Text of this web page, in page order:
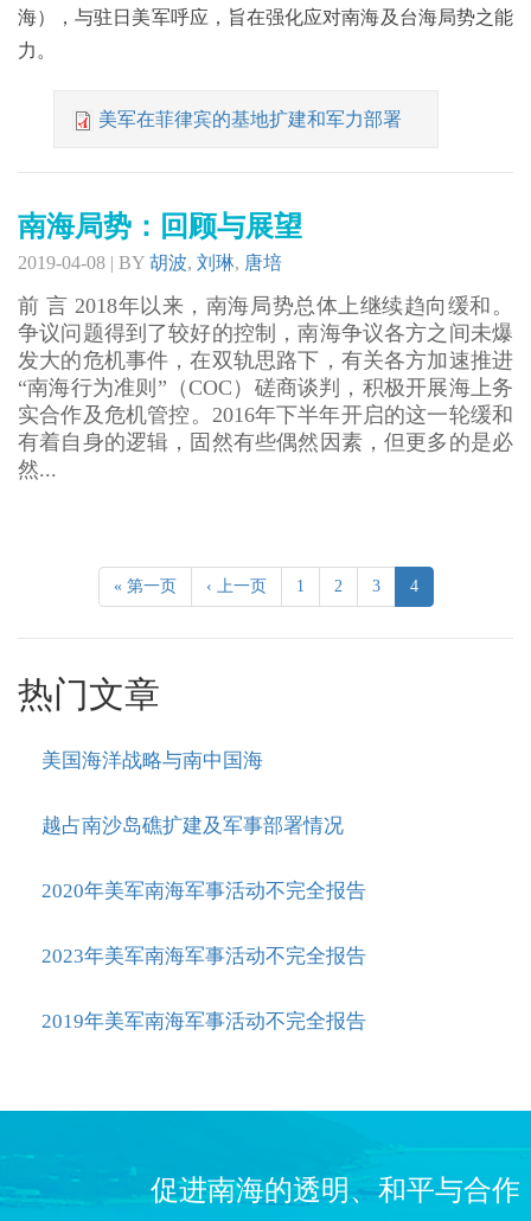
海），与驻日美军呼应，旨在强化应对南海及台海局势之能
力。
美军在菲律宾的基地扩建和军力部署
南海局势：回顾与展望
2019-04-08 | BY 胡波, 刘琳, 唐培
前 言 2018年以来，南海局势总体上继续趋向缓和。
争议问题得到了较好的控制，南海争议各方之间未爆
发大的危机事件，在双轨思路下，有关各方加速推进
“南海行为准则”（COC）磋商谈判，积极开展海上务
实合作及危机管控。2016年下半年开启的这一轮缓和
有着自身的逻辑，固然有些偶然因素，但更多的是必
然...
« 第一页 ‹ 上一页 1 2 3 4
热门文章
美国海洋战略与南中国海
越占南沙岛礁扩建及军事部署情况
2020年美军南海军事活动不完全报告
2023年美军南海军事活动不完全报告
2019年美军南海军事活动不完全报告
促进南海的透明、和平与合作